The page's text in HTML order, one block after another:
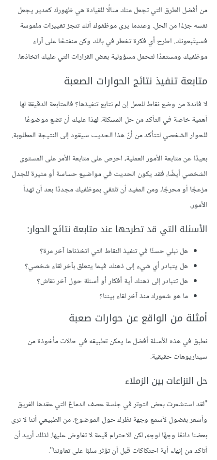
من أفضل الطرق التي تجعل منك مثالًا للقيادة هي ظهورك كمدير يجعل
نفسه جزءًا من الحل. وعندما يرى موظفوك أنك تنجز تغييرات ملموسة
فسيتّبعونك. اطرح أي فكرة تخطر في بالك وكن منفتحًا على آراء
موظفيك ومستعدًا لتحمل مسؤولية بعض القرارات التي عليك اتخاذها.
متابعة تنفيذ نتائج الحوارات الصعبة
لا فائدة من وضع نقاط للعمل إن لم نتابع تنفيذها؟ فالمتابعة الدقيقة لها
أهمية خاصة في التأكد من حل المشكلة. لهذا عليك أن تضع موضوعًا
للحوار الشخصي لتتأكد من أنّ هذا الحديث سيقود إلى النتيجة المطلوبة.
بعيدًا عن متابعة الأمور العملية، احرص على متابعة الأمر على المستوى
الشخصي أيضًا، فقد يكون الحديث في مواضيع حساسة أو مثيرة للجدل
مزعجًا أو محرجًا، ومن المفيد أن تلتقي بموظفيك مجددًا بعد أن تهدأ
الأمور.
الأسئلة التي قد تطرحها عند متابعة نتائج الحوار:
هل نبلي حسنًا في تنفيذ النقاط التي اتخذناها آخر مرة؟
هل يتبادر أي شيء إلى ذهنك فيما يتعلق بآخر لقاء شخصي؟
هل تتبادر إلى ذهنك أية أفكار أو أسئلة حول آخر نقاش؟
ما هو شعورك منذ آخر لقاء بيننا؟
أمثلة من الواقع عن حوارات صعبة
نطبق في هذه الأمثلة أفضل ما يمكن تطبيقه في حالات مأخوذة من
سيناريوهات حقيقية.
حل النزاعات بين الزملاء
"لقد استشعرت بعض التوتر في جلسة عصف الدماغ التي عقدها الفريق
وأشعر بفضول لأسمع وجهة نظرك حول الموضوع. من الطبيعي أننا لا نرى
بعضنا دائمًا وجهًا لوجهٍ، لكن الاحترام قيمة لا تفاوض عليها. لذلك أريد أن
أتاكد من إنهاء أية احتكاكات قبل أن تؤثر سلبًا على تعاوننا".